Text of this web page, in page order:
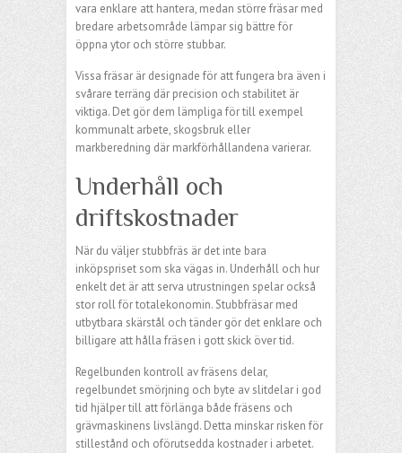
vara enklare att hantera, medan större fräsar med
bredare arbetsområde lämpar sig bättre för
öppna ytor och större stubbar.
Vissa fräsar är designade för att fungera bra även i
svårare terräng där precision och stabilitet är
viktiga. Det gör dem lämpliga för till exempel
kommunalt arbete, skogsbruk eller
markberedning där markförhållandena varierar.
Underhåll och
driftskostnader
När du väljer stubbfräs är det inte bara
inköpspriset som ska vägas in. Underhåll och hur
enkelt det är att serva utrustningen spelar också
stor roll för totalekonomin. Stubbfräsar med
utbytbara skärstål och tänder gör det enklare och
billigare att hålla fräsen i gott skick över tid.
Regelbunden kontroll av fräsens delar,
regelbundet smörjning och byte av slitdelar i god
tid hjälper till att förlänga både fräsens och
grävmaskinens livslängd. Detta minskar risken för
stillestånd och oförutsedda kostnader i arbetet.